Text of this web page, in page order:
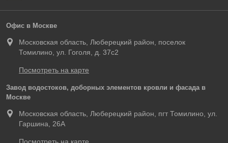
Офис в Москве
Московская область, Люберецкий район, поселок
Томилино, ул. Гоголя, д. 37с2
Посмотреть на карте
Завод водостоков, доборных элементов кровли и фасада в
Москве
Московская область, Люберецкий район, пгт Томилино, ул.
Гаршина, 26А
Посмотреть на карте